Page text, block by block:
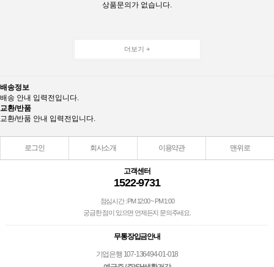
상품문의가 없습니다.
더보기 +
배송정보
배송 안내 입력전입니다.
교환/반품
교환/반품 안내 입력전입니다.
로그인 회사소개 이용약관 맨위로
고객센터
1522-9731
점심시간 : PM 12:00 ~ PM 1:00
궁금한 점이 있으면 언제든지 문의주세요.
무통장입금안내
기업은행 107-136494-01-018